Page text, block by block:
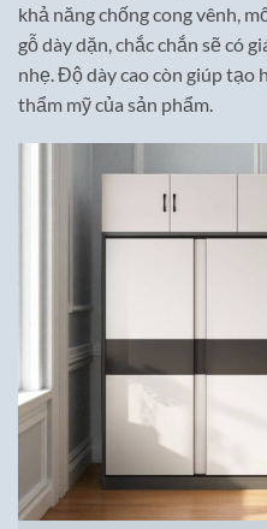
khả năng chống cong vênh,
gỗ dày dặn, chắc chắn sẽ có
nhẹ. Độ dày cao còn giúp tạo
thẩm mỹ của sản phẩm.